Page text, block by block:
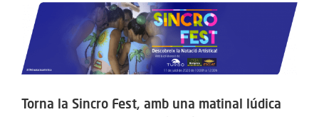
SERVEIS
INFANTS
View
Larger
Image
Torna la Sincro Fest, amb una matinal lúdica